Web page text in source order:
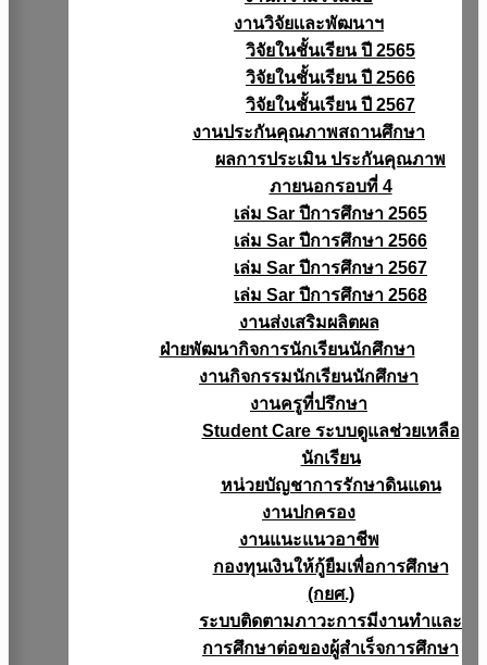
งานวิจัยเเละพัฒนาฯ
วิจัยในชั้นเรียน ปี 2565
วิจัยในชั้นเรียน ปี 2566
วิจัยในชั้นเรียน ปี 2567
งานประกันคุณภาพสถานศึกษา
ผลการประเมิน ประกันคุณภาพ
ภายนอกรอบที่ 4
เล่ม Sar ปีการศึกษา 2565
เล่ม Sar ปีการศึกษา 2566
เล่ม Sar ปีการศึกษา 2567
เล่ม Sar ปีการศึกษา 2568
งานส่งเสริมผลิตผล
ฝ่ายพัฒนากิจการนักเรียนนักศึกษา
งานกิจกรรมนักเรียนนักศึกษา
งานครูที่ปรึกษา
Student Care ระบบดูแลช่วยเหลือ
นักเรียน
หน่วยบัญชาการรักษาดินแดน
งานปกครอง
งานแนะแนวอาชีพ
กองทุนเงินให้กู้ยืมเพื่อการศึกษา
(กยศ.)
ระบบติดตามภาวะการมีงานทำและ
การศึกษาต่อของผู้สำเร็จการศึกษา